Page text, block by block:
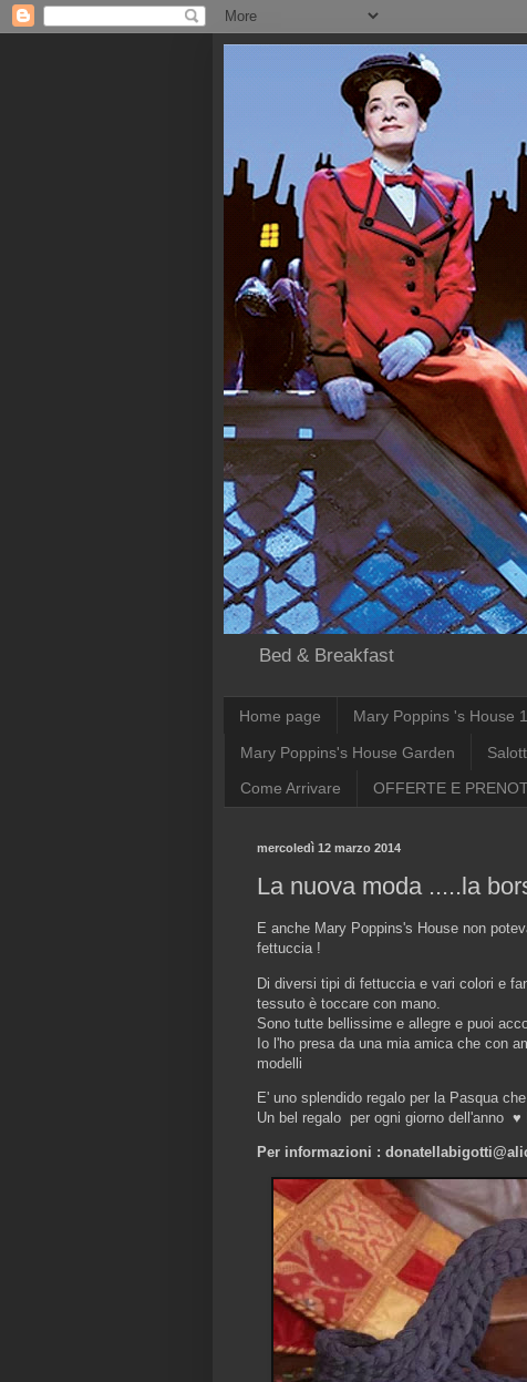
Bed & Breakfast
Home page Mary Poppins 's House 1
Mary Poppins's House Garden
Come Arrivare OFFERTE E
mercoledì 12 marzo 2014
La nuova moda .....la
E anche Mary Poppins's House non
fettuccia !
Di diversi tipi di fettuccia e vari colori e
tessuto è toccare con mano.
Sono tutte bellissime e allegre e puoi
Io l'ho presa da una mia amica che con
modelli
E' uno splendido regalo per la Pasqua
Un bel regalo per ogni giorno dell'anno ♥
Per informazioni :